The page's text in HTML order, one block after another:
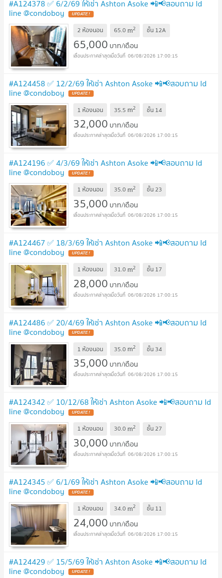
#A124378 ✅ 6/2/69 ให้เช่า Ashton Asoke 📲📢สอบถาม ld
line @condoboy UPDATE !
2 ห้องนอน 65.0 m2 ชั้น 12A
65,000 บาท/เดือน
06/08/2026 17:00:15
#A124458 ✅ 12/2/69 ให้เช่า Ashton Asoke 📲📢สอบถาม ld
line @condoboy UPDATE !
1 ห้องนอน 35.5 m2 ชั้น 14
32,000 บาท/เดือน
06/08/2026 17:00:15
#A124196 ✅ 4/3/69 ให้เช่า Ashton Asoke 📲📢สอบถาม ld
line @condoboy UPDATE !
1 ห้องนอน 35.0 m2 ชั้น23
35,000 บาท/เดือน
06/08/2026 17:00:15
#A124467 ✅ 18/3/69 ให้เช่า Ashton Asoke 📲📢สอบถาม ld
line @condoboy UPDATE !
1 ห้องนอน 31.0 m2 ชั้น 17
28,000 บาท/เดือน
06/08/2026 17:00:15
#A124486 ✅ 20/4/69 ให้เช่า Ashton Asoke 📲📢สอบถาม ld
line @condoboy UPDATE !
1 ห้องนอน 35.0 m2 ชั้น 34
35,000 บาท/เดือน
06/08/2026 17:00:15
#A124342 ✅ 10/12/68 ให้เช่า Ashton Asoke 📲📢สอบถาม ld
line @condoboy UPDATE !
1 ห้องนอน 30.0 m2 ชั้น27
30,000 บาท/เดือน
06/08/2026 17:00:15
#A124345 ✅ 6/1/69 ให้เช่า Ashton Asoke 📲📢สอบถาม ld
line @condoboy UPDATE !
1 ห้องนอน 34.0 m2 ชั้น 11
24,000 บาท/เดือน
06/08/2026 17:00:15
#A124429 ✅ 15/5/69 ให้เช่า Ashton Asoke 📲📢สอบถาม ld
line @condoboy UPDATE !